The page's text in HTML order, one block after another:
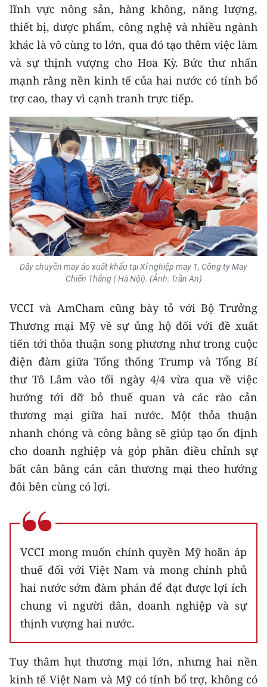
ENGLISH
FRANÇAIS
РУССКИЙ
ESPAÑOL
한국어
lĩnh vực nông sản, hàng không, năng lượng,
thiết bị, dược phẩm, công nghệ và nhiều ngành
khác là vô cùng to lớn, qua đó tạo thêm việc làm
và sự thịnh vượng cho Hoa Kỳ. Bức thư nhấn
mạnh rằng nền kinh tế của hai nước có tính bổ
trợ cao, thay vì cạnh tranh trực tiếp.
Dây chuyền may áo xuất khẩu tại Xí nghiệp may 1, Công ty May
Chiến Thắng ( Hà Nội). (Ảnh: Trần An)
VCCI và AmCham cũng bày tỏ với Bộ Trưởng
Thương mại Mỹ về sự ủng hộ đối với đề xuất
tiến tới thỏa thuận song phương như trong cuộc
điện đàm giữa Tổng thống Trump và Tổng Bí
thư Tô Lâm vào tối ngày 4/4 vừa qua về việc
hướng tới dỡ bỏ thuế quan và các rào cản
thương mại giữa hai nước. Một thỏa thuận
nhanh chóng và công bằng sẽ giúp tạo ổn định
cho doanh nghiệp và góp phần điều chỉnh sự
bất cân bằng cán cân thương mại theo hướng
đôi bên cùng có lợi.
VCCI mong muốn chính quyền Mỹ hoãn áp
thuế đối với Việt Nam và mong chính phủ
hai nước sớm đàm phán để đạt được lợi ích
chung vì người dân, doanh nghiệp và sự
thịnh vượng hai nước.
Tuy thâm hụt thương mại lớn, nhưng hai nền
kinh tế Việt Nam và Mỹ có tính bổ trợ, không có